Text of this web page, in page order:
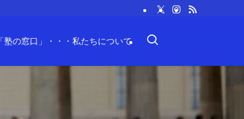
「塾の窓口」・・・私たちについて